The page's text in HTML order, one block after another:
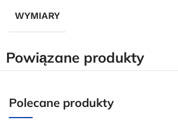
WYMIARY
Powiązane produkty
Polecane produkty
Darmowa dostawa